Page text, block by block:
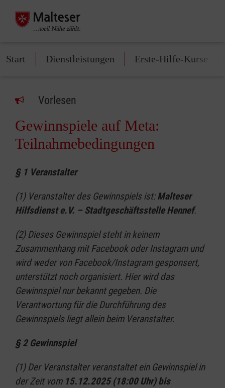
Start Dienstleistungen Erste-Hilfe-Kurse
Vorlesen
Gewinnspiele auf Meta:
Teilnahmebedingungen
§ 1 Veranstalter
(1) Veranstalter des Gewinnspiels ist:Malteser
Hilfsdienst e.V. – Stadtgeschäftsstelle Hennef.
(2) Dieses Gewinnspiel steht in keinem
Zusammenhang mit Facebook oder Instagram und
wird weder von Facebook/Instagram gesponsert,
unterstützt noch organisiert. Hier wird das
Gewinnspiel nur bekannt gegeben. Die
Verantwortung für die Durchführung des
Gewinnspiels liegt allein beim Veranstalter.
§ 2 Gewinnspiel
(1) Der Veranstalter veranstaltet ein Gewinnspiel in
der Zeit vom 15.12.2025 (18:00 Uhr) bis